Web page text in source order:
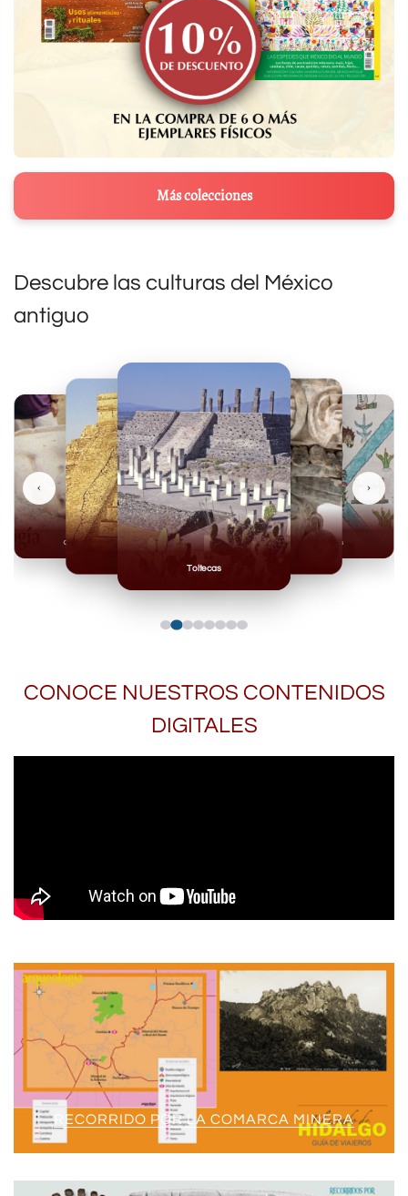
Más colecciones
Descubre las culturas del México
antiguo
Toltecas
Mexicas
Olmecas
‹ ›
CONOCE NUESTROS CONTENIDOS
DIGITALES
RECORRIDO POR LA COMARCA MINERA